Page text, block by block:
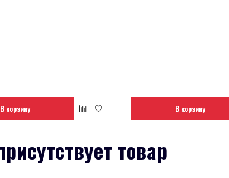
В корзину В корзину
товар